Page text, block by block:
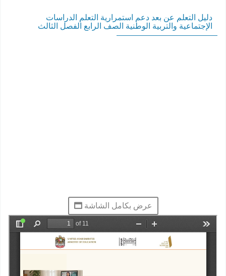
دليل التعلم عن بعد دعم استمرارية التعلم الدراسات
الإجتماعية والتربية الوطنية الصف الرابع الفصل الثالث
عرض بكامل الشاشة